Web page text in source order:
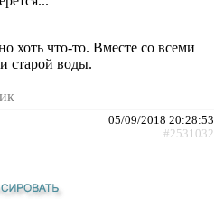
хоть что-то. Вместе со всеми
старой воды.
05/09/2018 20:28:53
#2531032